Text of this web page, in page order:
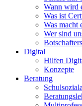
Wann wird
Was ist
Was macht
Wer sind
Digital
Hilfen
Konzepte
Beratung